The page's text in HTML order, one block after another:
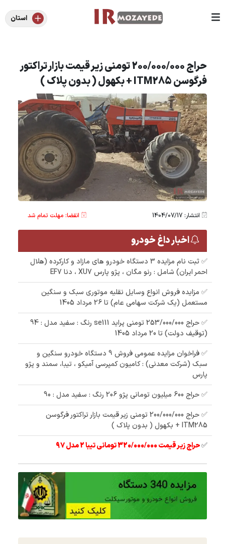
استان
حراج 200/000/000 تومنی زیر قیمت بازار تراکتور
فرگوسن ITM285 + بکهول ( بدون پلاک )
انتشار: 1404/07/17 انقضا: مهلت تمام شد
اخبار داغ خودرو
✅ ثبت نام مزایده 3 دستگاه خودرو های مازاد و کارکرده (هلال
احمر ایران) شامل : رنو مگان ، پژو پارس XU7 ، دنا EF7
✅ مزایده فروش انواع وسایل نقلیه موتوری سبک و سنگین
مستعمل (یک شرکت سهامی عام) تا 26 مرداد 1405
✅ حراج 253/000/000 تومنی پراید se111 رنگ : سفید مدل : 94
(توقیف دولت) تا 20 مرداد 1405
✅ فراخوان مزایده عمومی فروش 9 دستگاه خودرو سنگین و
سبک (شرکت معدنی) : کامیون کمپرسی آمیکو ، تیبا، سمند و پژو
پارس
✅ حراج 600 میلیون تومانی پژو 206 رنگ : سفید مدل : 90
✅ حراج 200/000/000 تومنی زیر قیمت بازار تراکتور فرگوسن
ITM285 + بکهول ( بدون پلاک )
✅حراج زیر قیمت 320/000/000 تومانی تیبا 2 مدل 97